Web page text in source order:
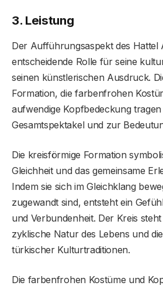
3. Leistung
Der Aufführungsaspekt des Hattel
entscheidende Rolle für seine
seinen künstlerischen Ausdruck.
Formation, die farbenfrohen
aufwendige Kopfbedeckung
Gesamtspektakel und zur
Die kreisförmige Formation
Gleichheit und das gemeinsame
Indem sie sich im Gleichklang
zugewandt sind, entsteht ein
und Verbundenheit. Der Kreis
zyklische Natur des Lebens und
türkischer Kulturtraditionen.
Die farbenfrohen Kostüme und